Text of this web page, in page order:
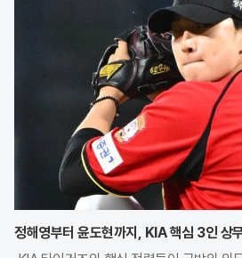
정해영부터 윤도현까지, KIA 핵심 3인 상